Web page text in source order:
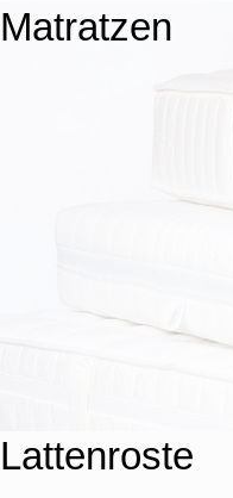
Matratzen
Lattenroste